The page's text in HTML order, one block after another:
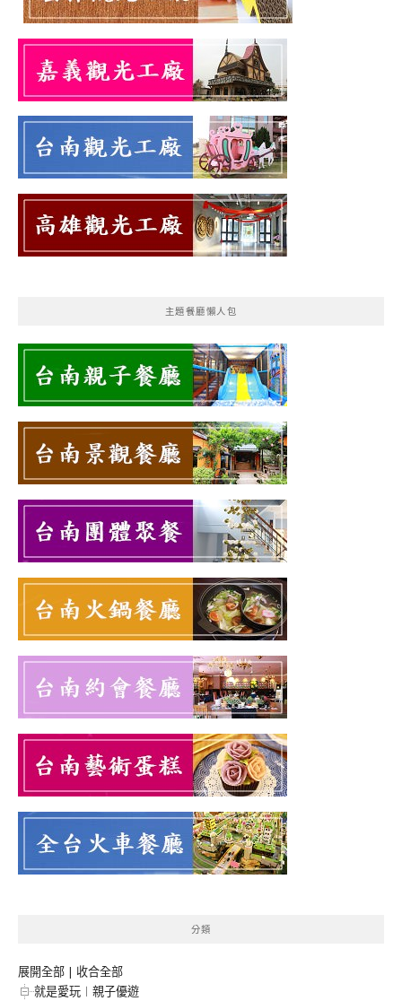
主題餐廳懶人包
分類
展開全部 | 收合全部
就是愛玩︱親子優遊